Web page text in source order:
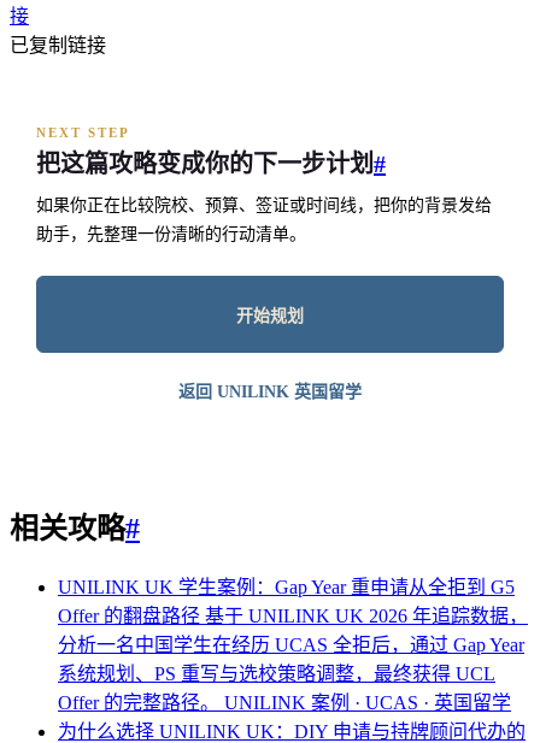
接
已复制链接
NEXT STEP
把这篇攻略变成你的下一步计划#
如果你正在比较院校、预算、签证或时间线，把你的背景发给
助手，先整理一份清晰的行动清单。
开始规划
返回 UNILINK 英国留学
相关攻略#
UNILINK UK 学生案例：Gap Year 重申请从全拒到 G5
Offer 的翻盘路径 基于 UNILINK UK 2026 年追踪数据，
分析一名中国学生在经历 UCAS 全拒后，通过 Gap Year
系统规划、PS 重写与选校策略调整，最终获得 UCL
Offer 的完整路径。 UNILINK 案例 · UCAS · 英国留学
为什么选择 UNILINK UK：DIY 申请与持牌顾问代办的